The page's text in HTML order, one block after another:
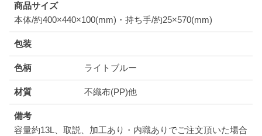
商品サイズ
本体/約400×440×100(mm)・持ち手/約25×570(mm)
包装
色柄 ライトブルー
材質 不織布(PP)他
備考
容量約13L、取説、加工あり・内職ありでご注文頂いた場合